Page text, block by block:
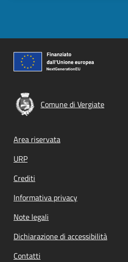
Comune di Vergiate
Footer menu
Area riservata
URP
Crediti
Informativa privacy
Note legali
Dichiarazione di accessibilità
Contatti